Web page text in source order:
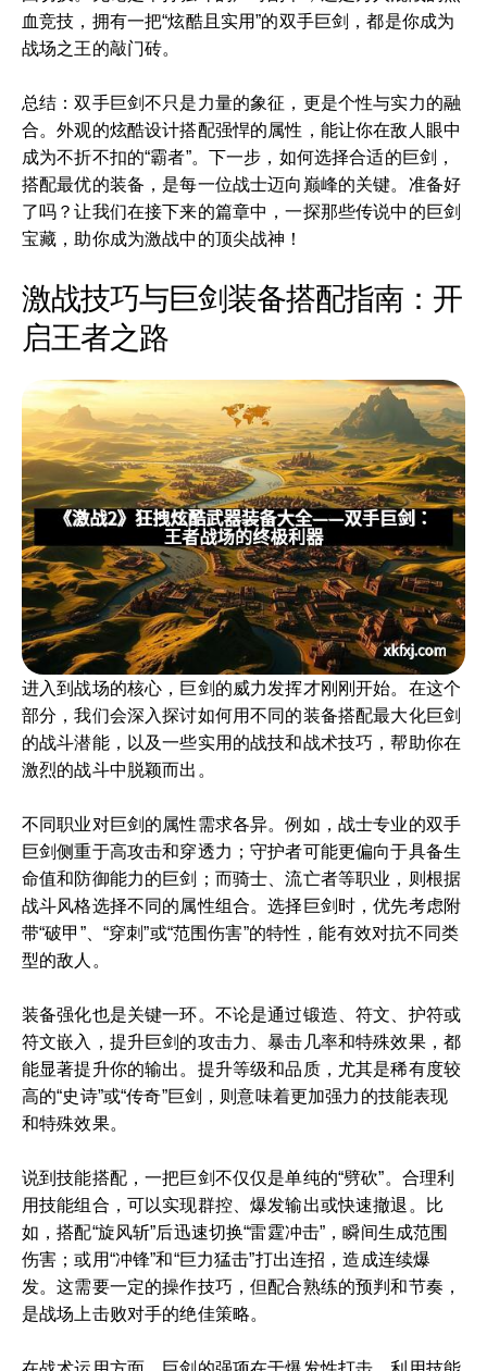
血竞技，拥有一把“炫酷且实用”的双手巨剑，都是你成为
战场之王的敲门砖。
总结：双手巨剑不只是力量的象征，更是个性与实力的融
合。外观的炫酷设计搭配强悍的属性，能让你在敌人眼中
成为不折不扣的“霸者”。下一步，如何选择合适的巨剑，
搭配最优的装备，是每一位战士迈向巅峰的关键。准备好
了吗？让我们在接下来的篇章中，一探那些传说中的巨剑
宝藏，助你成为激战中的顶尖战神！
激战技巧与巨剑装备搭配指南：开
启王者之路
进入到战场的核心，巨剑的威力发挥才刚刚开始。在这个
部分，我们会深入探讨如何用不同的装备搭配最大化巨剑
的战斗潜能，以及一些实用的战技和战术技巧，帮助你在
激烈的战斗中脱颖而出。
不同职业对巨剑的属性需求各异。例如，战士专业的双手
巨剑侧重于高攻击和穿透力；守护者可能更偏向于具备生
命值和防御能力的巨剑；而骑士、流亡者等职业，则根据
战斗风格选择不同的属性组合。选择巨剑时，优先考虑附
带“破甲”、“穿刺”或“范围伤害”的特性，能有效对抗不同类
型的敌人。
装备强化也是关键一环。不论是通过锻造、符文、护符或
符文嵌入，提升巨剑的攻击力、暴击几率和特殊效果，都
能显著提升你的输出。提升等级和品质，尤其是稀有度较
高的“史诗”或“传奇”巨剑，则意味着更加强力的技能表现
和特殊效果。
说到技能搭配，一把巨剑不仅仅是单纯的“劈砍”。合理利
用技能组合，可以实现群控、爆发输出或快速撤退。比
如，搭配“旋风斩”后迅速切换“雷霆冲击”，瞬间生成范围
伤害；或用“冲锋”和“巨力猛击”打出连招，造成连续爆
发。这需要一定的操作技巧，但配合熟练的预判和节奏，
是战场上击败对手的绝佳策略。